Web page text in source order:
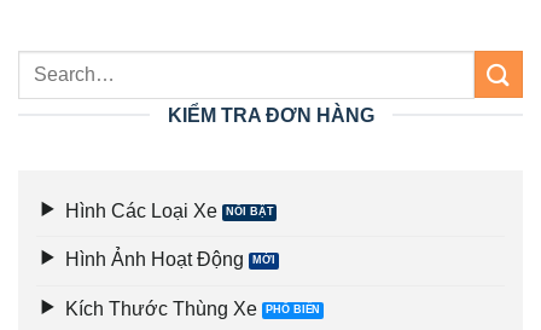
KIỂM TRA ĐƠN HÀNG
Hình Các Loại Xe
Hình Ảnh Hoạt Động
Kích Thước Thùng Xe